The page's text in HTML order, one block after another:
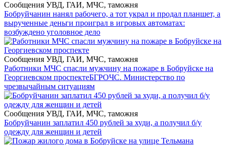
Сообщения УВД, ГАИ, МЧС, таможня
Бобруйчанин нанял рабочего, а тот украл и продал планшет, а
вырученные деньги проиграл в игровых автоматах:
возбуждено уголовное дело
Сообщения УВД, ГАИ, МЧС, таможня
Работники МЧС спасли мужчину на пожаре в Бобруйске на
Георгиевском проспектеБГРОЧС. Министерство по
чрезвычайным ситуациям
Сообщения УВД, ГАИ, МЧС, таможня
Бобруйчанин заплатил 450 рублей за худи, а получил б/у
одежду для женщин и детей